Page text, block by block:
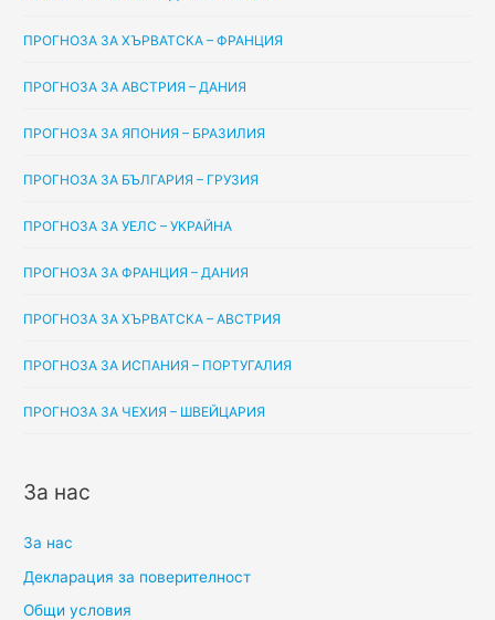
ПРОГНОЗА ЗА ХЪРВАТСКА – ФРАНЦИЯ
ПРОГНОЗА ЗА АВСТРИЯ – ДАНИЯ
ПРОГНОЗА ЗА ЯПОНИЯ – БРАЗИЛИЯ
ПРОГНОЗА ЗА БЪЛГАРИЯ – ГРУЗИЯ
ПРОГНОЗА ЗА УЕЛС – УКРАЙНА
ПРОГНОЗА ЗА ФРАНЦИЯ – ДАНИЯ
ПРОГНОЗА ЗА ХЪРВАТСКА – АВСТРИЯ
ПРОГНОЗА ЗА ИСПАНИЯ – ПОРТУГАЛИЯ
ПРОГНОЗА ЗА ЧЕХИЯ – ШВЕЙЦАРИЯ
За нас
За нас
Декларация за поверителност
Общи условия